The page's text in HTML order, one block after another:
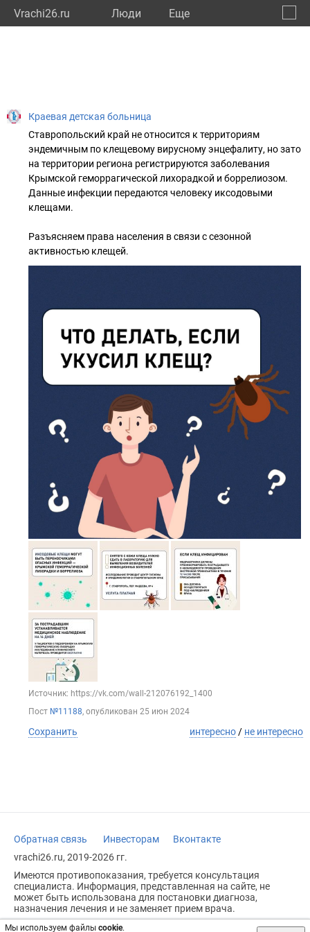
Vrachi26.ru Люди Eще
Мы используем файлы cookie.
Краевая детская больница
Ставропольский край не относится к территориям
эндемичным по клещевому вирусному энцефалиту, но зато
на территории региона регистрируются заболевания
Крымской геморрагической лихорадкой и боррелиозом.
Данные инфекции передаются человеку иксодовыми
клещами.
Разъясняем права населения в связи с сезонной
активностью клещей.
Источник: https://vk.com/wall-212076192_1400
Пост №11188, опубликован 25 июн 2024
Сохранить интересно / не интересно
Обратная связь Инвесторам
Вконтакте
vrachi26.ru, 2019-2026 гг.
Имеются противопоказания, требуется консультация
специалиста. Информация, представленная на сайте, не
может быть использована для постановки диагноза,
назначения лечения и не заменяет прием врача.
Возрастное ограничение: 18+